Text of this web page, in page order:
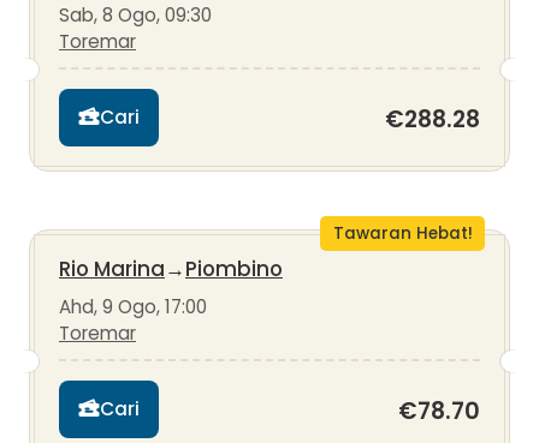
Sab, 8 Ogo, 09:30
Toremar
Cari €288.28
Tawaran Hebat!
Rio Marina→Piombino
Ahd, 9 Ogo, 17:00
Toremar
Cari €78.70